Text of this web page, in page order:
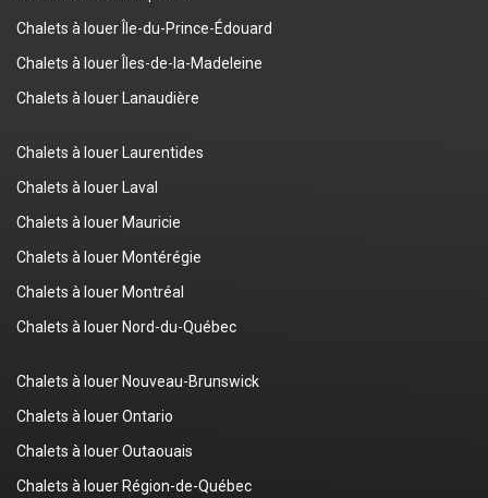
Chalets à louer Île-du-Prince-Édouard
Chalets à louer Îles-de-la-Madeleine
Chalets à louer Lanaudière
Chalets à louer Laurentides
Chalets à louer Laval
Chalets à louer Mauricie
Chalets à louer Montérégie
Chalets à louer Montréal
Chalets à louer Nord-du-Québec
Chalets à louer Nouveau-Brunswick
Chalets à louer Ontario
Chalets à louer Outaouais
Chalets à louer Région-de-Québec